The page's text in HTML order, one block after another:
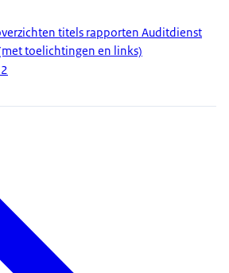
titels rapporten Auditdienst
toelichtingen en links)